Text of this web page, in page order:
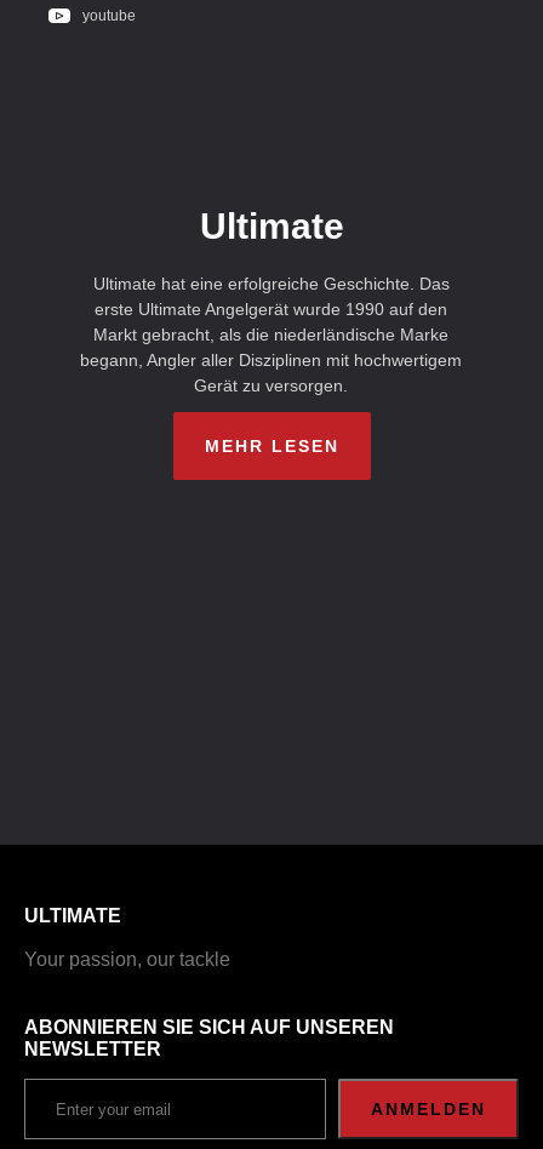
youtube
Ultimate
Ultimate hat eine erfolgreiche Geschichte. Das
erste Ultimate Angelgerät wurde 1990 auf den
Markt gebracht, als die niederländische Marke
begann, Angler aller Disziplinen mit hochwertigem
Gerät zu versorgen.
MEHR LESEN
ULTIMATE
Your passion, our tackle
ABONNIEREN SIE SICH AUF UNSEREN
NEWSLETTER
ANMELDEN